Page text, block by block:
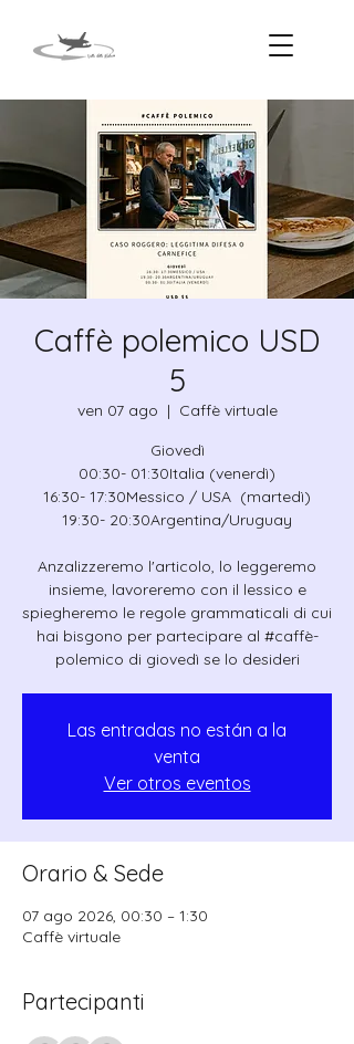
Caffè polemico USD
5
ven 07 ago
  |
Caffè virtuale
Giovedì
00:30- 01:30Italia (venerdì)
16:30- 17:30Messico / USA (martedì)
19:30- 20:30Argentina/Uruguay
Anzalizzeremo l'articolo, lo leggeremo
insieme, lavoreremo con il lessico e
spiegheremo le regole grammaticali di cui
hai bisgono per partecipare al #caffè-
polemico di giovedì se lo desideri
Las entradas no están a la
venta
Ver otros eventos
Orario & Sede
07 ago 2026, 00:30 – 1:30
Caffè virtuale
Partecipanti